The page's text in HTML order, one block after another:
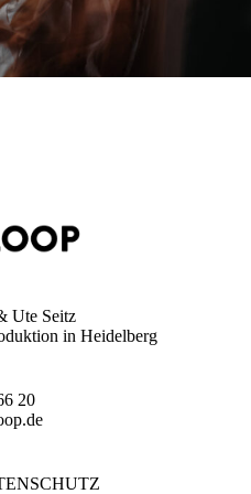
Ute Seitz
in Heidelberg
20